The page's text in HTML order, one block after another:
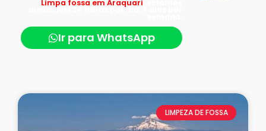
Limpa fossa em Araquari
disponível 24 horas por dia, 7 dias por
Ir para WhatsApp
LIMPEZA DE FOSSA